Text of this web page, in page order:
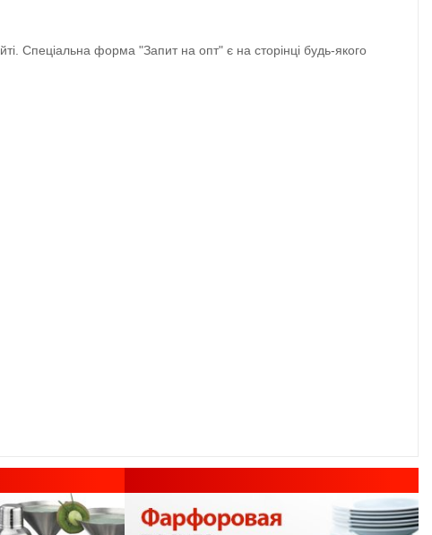
Спеціальна форма "Запит на опт" є на сторінці будь-якого